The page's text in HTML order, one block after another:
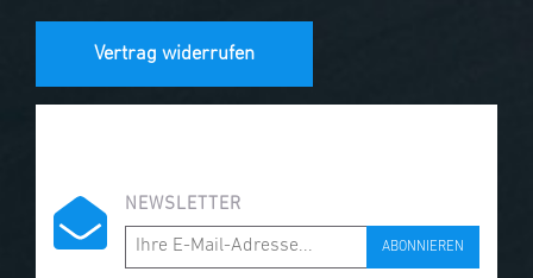
Vertrag widerrufen
NEWSLETTER
ABONNIEREN